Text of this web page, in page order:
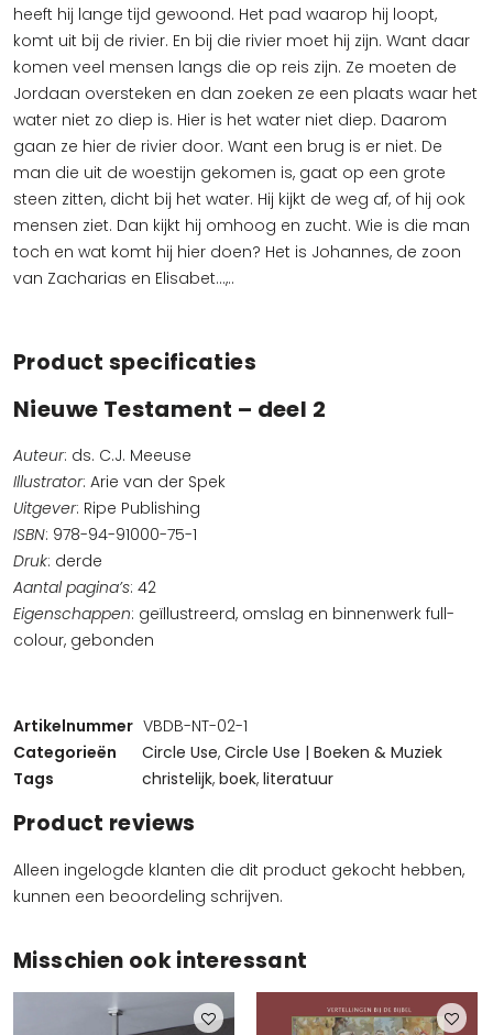
heeft hij lange tijd gewoond. Het pad waarop hij loopt,
komt uit bij de rivier. En bij die rivier moet hij zijn. Want daar
komen veel mensen langs die op reis zijn. Ze moeten de
Jordaan oversteken en dan zoeken ze een plaats waar het
water niet zo diep is. Hier is het water niet diep. Daarom
gaan ze hier de rivier door. Want een brug is er niet. De
man die uit de woestijn gekomen is, gaat op een grote
steen zitten, dicht bij het water. Hij kijkt de weg af, of hij ook
mensen ziet. Dan kijkt hij omhoog en zucht. Wie is die man
toch en wat komt hij hier doen? Het is Johannes, de zoon
van Zacharias en Elisabet…,..
Product specificaties
Nieuwe Testament – deel 2
Auteur: ds. C.J. Meeuse
Illustrator: Arie van der Spek
Uitgever: Ripe Publishing
ISBN: 978-94-91000-75-1
Druk: derde
Aantal pagina’s: 42
Eigenschappen: geïllustreerd, omslag en binnenwerk full-
colour, gebonden
Artikelnummer VBDB-NT-02-1
Categorieën
Circle Use, Circle Use | Boeken & Muziek
Tags
christelijk, boek, literatuur
Product reviews
Alleen ingelogde klanten die dit product gekocht hebben,
kunnen een beoordeling schrijven.
Misschien ook interessant